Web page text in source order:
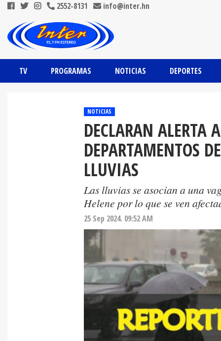
2552-8131 info@inter.hn
TV PROGRAMAS NOTICIAS DEPORTES
NOTICIAS
DECLARAN ALERTA
DEPARTAMENTOS
LLUVIAS
Las lluvias se asocian a una
Helene por lo que se ven
25 Sep 2024. 09:52 AM